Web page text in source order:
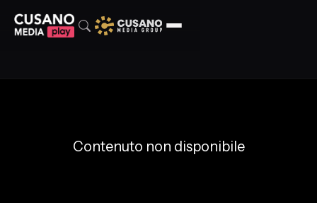
Contenuto non disponibile